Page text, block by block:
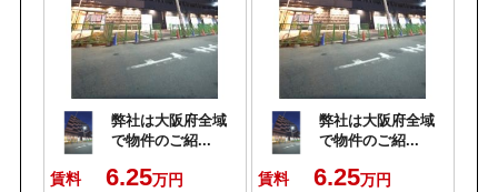
弊社は大阪府全域
で物件のご紹...
賃料 6.25万円
弊社は大阪府全域
で物件のご紹...
賃料 6.25万円